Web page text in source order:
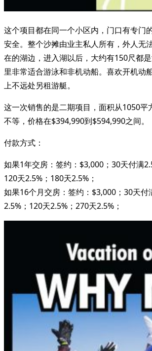
这个项目都在同一个小区内，门口有专门
安全。整个沙摊由业主私人所有，外人无
在的湖边，进入湖以后，大约有150尺都
里非常适合游泳和非机动船。喜欢开机动
上不远处另租游艇。
这一次销售的是二期项目，面积从1050平
不等，价格在$394,990到$594,990之间。
付款方式：
如果1年交房：签约：$3,000；30天付满
120天2.5%；180天2.5%；
如果16个月交房：签约：$3,000；30天付
2.5%；120天2.5%；270天2.5%；